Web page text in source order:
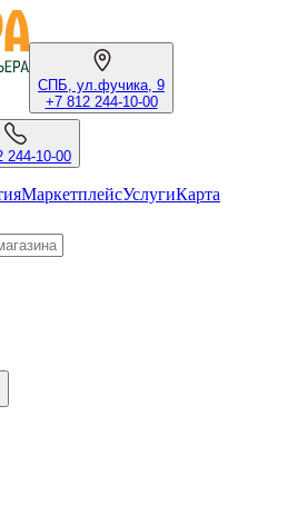
СПБ, ул.фучика, 9
+7 812 244-10-00
244-10-00
МаркетплейсУслугиКарта